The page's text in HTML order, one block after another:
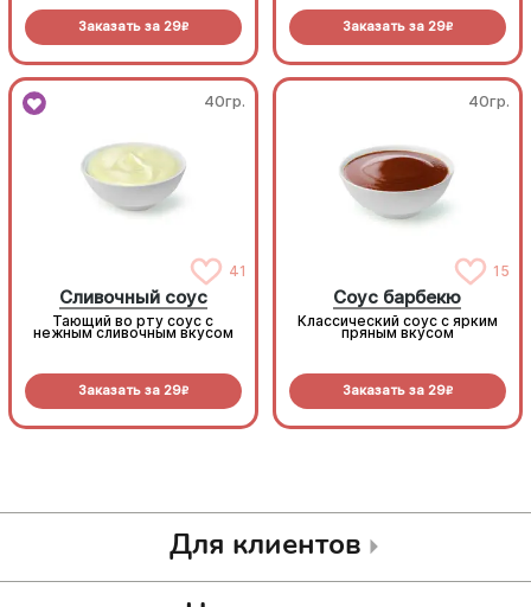
Заказать за 29R Заказать за 29R
40гр.
41
Сливочный соус
Тающий во рту соус с
нежным сливочным вкусом
Заказать за 29R
40гр.
15
Соус барбекю
Классический соус с ярким
пряным вкусом
Заказать за 29R
Для клиентов